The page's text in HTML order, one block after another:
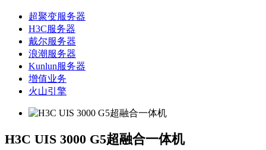
超聚变服务器
H3C服务器
戴尔服务器
浪潮服务器
Kunlun服务器
增值业务
火山引擎
H3C UIS 3000 G5超融合一体机